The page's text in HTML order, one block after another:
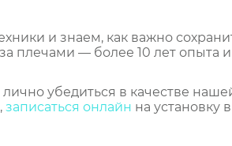
и знаем, как важно
плечами — более 10 лет опыта
убедиться в качестве
записаться онлайн на установку